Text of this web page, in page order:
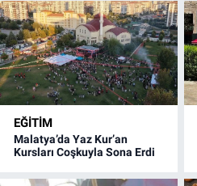
EĞITIM
Malatya’da Yaz Kur’an
Kursları Coşkuyla Sona Erdi